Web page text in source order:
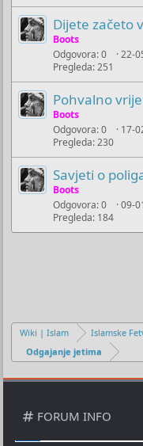
Dijete začeto
Boots
Odgovora 0
Pregleda 251
22-
Pohvalno
Boots
Odgovora 0
Pregleda 230
17-
Savjeti o
Boots
Odgovora 0
Pregleda 184
09-
Wiki | Islam Islamske
Odgajanje jetima
FORUM INFO